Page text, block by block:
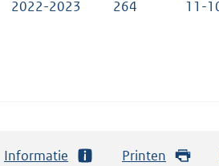
2022-2023 264 11-
Informatie Printen